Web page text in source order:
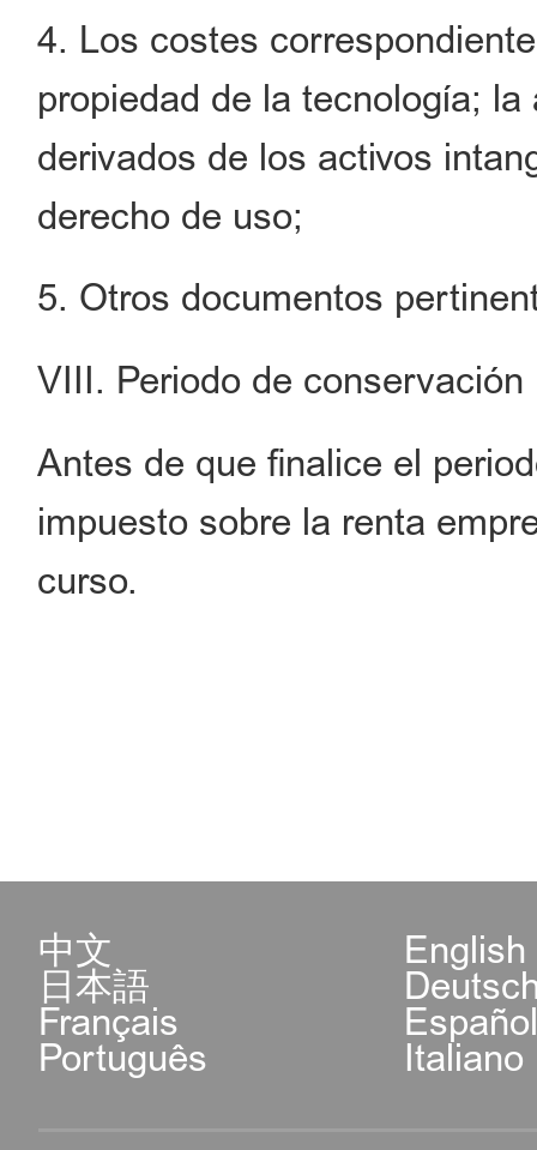
4. Los costes
propiedad de la tecnología;
derivados de los activos
derecho de uso;
5. Otros documentos
VIII. Periodo de conservación
Antes de que finalice el
impuesto sobre la renta
curso.
中文 English
日本語
Français
Português Italiano